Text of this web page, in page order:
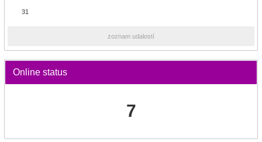
31
zoznam udalostí
Online status
7